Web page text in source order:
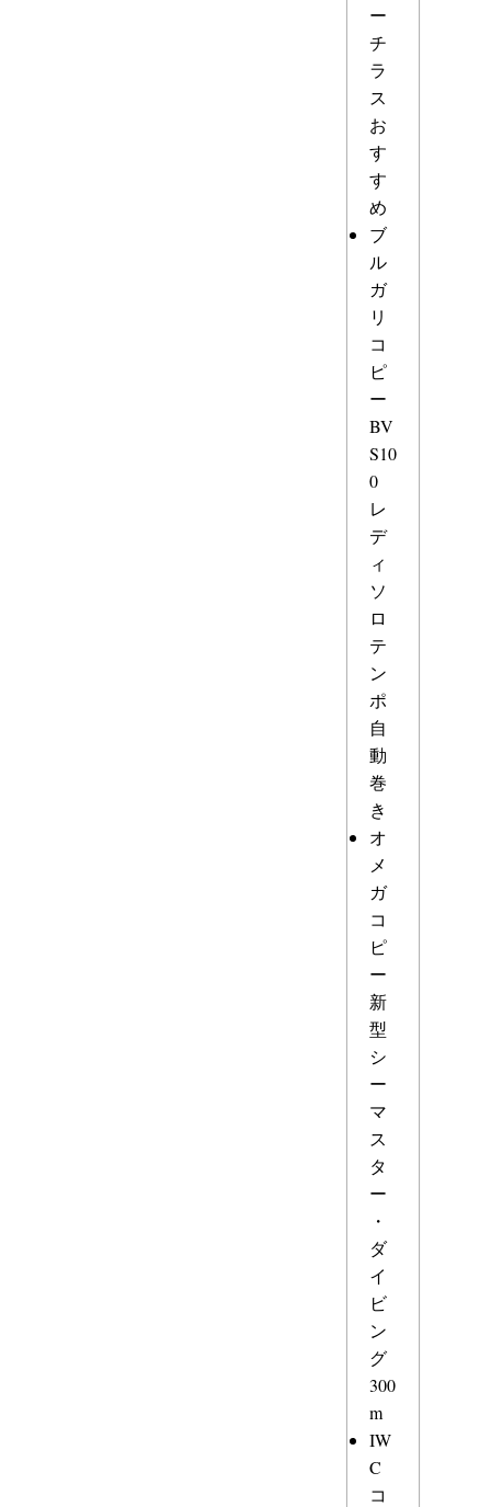
ー
チ
ラ
ス
お
す
す
め
ブ
ル
ガ
リ
コ
ピ
ー
BV
S10
0
レ
デ
ィ
ソ
ロ
テ
ン
ポ
自
動
巻
き
オ
メ
ガ
コ
ピ
ー
新
型
シ
ー
マ
ス
タ
ー
・
ダ
イ
ビ
ン
グ
300
m
IW
C
コ